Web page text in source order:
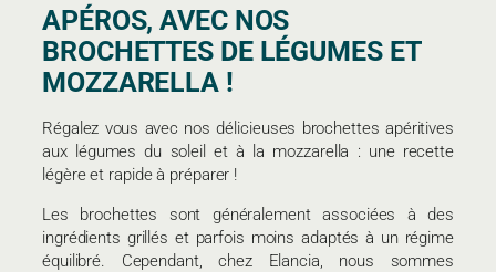
APÉROS, AVEC NOS
BROCHETTES DE LÉGUMES ET
MOZZARELLA !
Régalez vous avec nos délicieuses brochettes apéritives
aux légumes du soleil et à la mozzarella : une recette
légère et rapide à préparer !
Les brochettes sont généralement associées à des
ingrédients grillés et parfois moins adaptés à un régime
équilibré. Cependant, chez Elancia, nous sommes